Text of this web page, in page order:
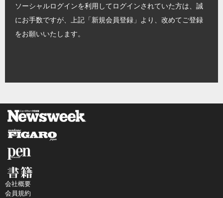
ソーシャルログインを利用してログインされていた方は、誠
にお手数ですが、上記「新規会員登録」より、改めてご登録
をお願いいたします。
会社概要
会員規約